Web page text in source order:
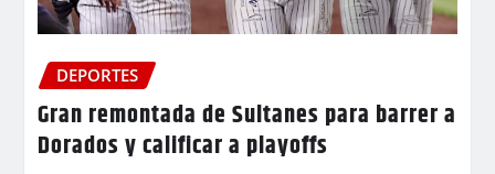
DEPORTES
Gran remontada de Sultanes para barrer a
Dorados y calificar a playoffs